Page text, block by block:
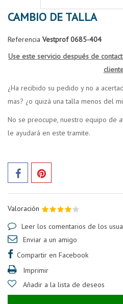
CAMBIO DE TALLA
Referencia Vestprof 0685-404
Use este servicio después de
¿Ha recibido su pedido y no a
mas? ¿o quizá una talla menos del
No se preocupe, nuestro equipo de
le ayudará en este tramite.
Valoración
Leer los comentarios de los
Enviar a un amigo
Compartir en Facebook
Imprimir
Añadir a la lista de deseos